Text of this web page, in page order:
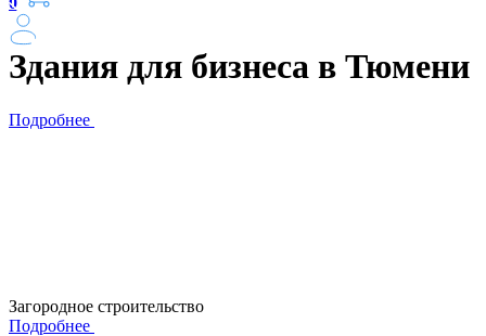
Здания для бизнеса в Тюмени
Подробнее
Загородное строительство
Подробнее